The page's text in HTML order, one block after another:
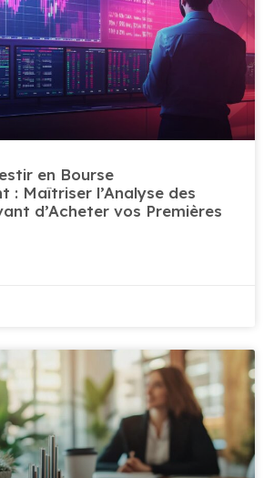
en Bourse
: Maîtriser l’Analyse des
d’Acheter vos Premières